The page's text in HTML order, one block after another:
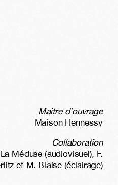
Maitre d'ouvrage
Maison Hennessy
Collaboration
Méduse (audiovisuel), F.
et M. Blaise (éclairage)